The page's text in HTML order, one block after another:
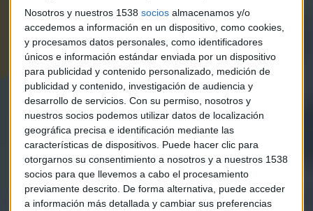
Nosotros y nuestros 1538 socios almacenamos y/o
accedemos a información en un dispositivo, como cookies,
y procesamos datos personales, como identificadores
únicos e información estándar enviada por un dispositivo
para publicidad y contenido personalizado, medición de
publicidad y contenido, investigación de audiencia y
desarrollo de servicios. Con su permiso, nosotros y
nuestros socios podemos utilizar datos de localización
geográfica precisa e identificación mediante las
características de dispositivos. Puede hacer clic para
otorgarnos su consentimiento a nosotros y a nuestros 1538
socios para que llevemos a cabo el procesamiento
previamente descrito. De forma alternativa, puede acceder
a información más detallada y cambiar sus preferencias
Elige los boletines a los que suscribirte*
Apertura
La Magia de la Publicidad
Claves ESG